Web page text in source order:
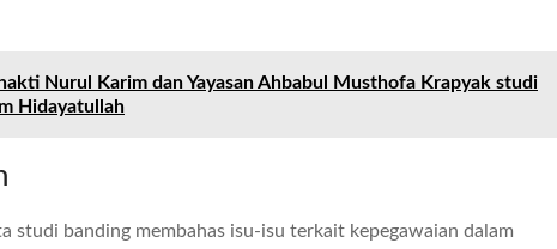
Nurul Karim dan Yayasan Ahbabul Musthofa Krapyak studi
Hidayatullah
studi banding membahas isu-isu terkait kepegawaian dalam